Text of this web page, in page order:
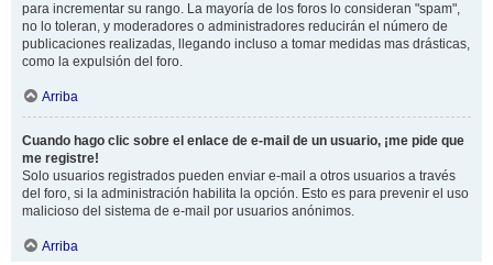
para incrementar su rango. La mayoría de los foros lo consideran "spam",
no lo toleran, y moderadores o administradores reducirán el número de
publicaciones realizadas, llegando incluso a tomar medidas mas drásticas,
como la expulsión del foro.
Arriba
Cuando hago clic sobre el enlace de e-mail de un usuario, ¡me pide que
me registre!
Solo usuarios registrados pueden enviar e-mail a otros usuarios a través
del foro, si la administración habilita la opción. Esto es para prevenir el uso
malicioso del sistema de e-mail por usuarios anónimos.
Arriba